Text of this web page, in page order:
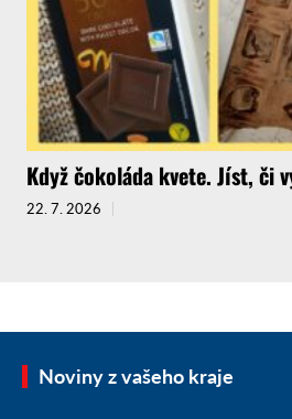
Když čokoláda kvete. Jíst, či
22. 7. 2026
Noviny z vašeho kraje